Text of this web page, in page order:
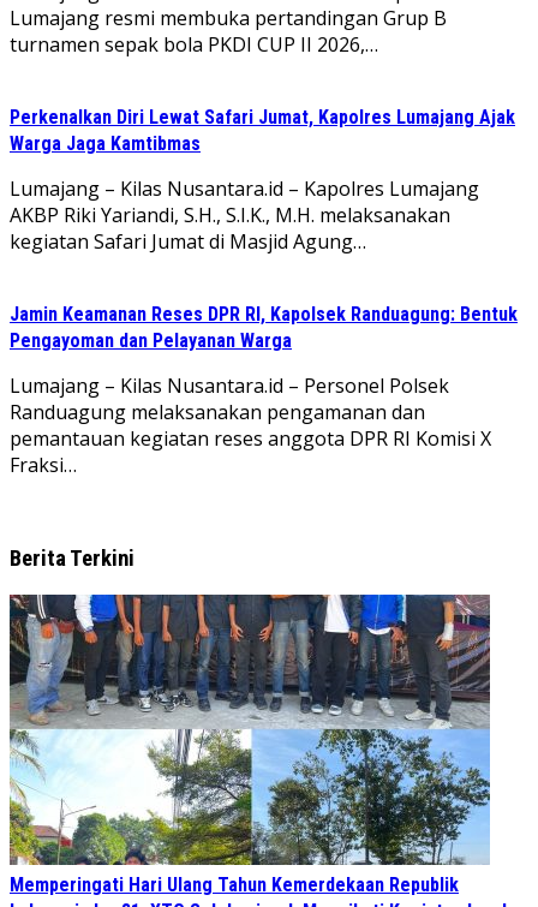
Lumajang resmi membuka pertandingan Grup B
turnamen sepak bola PKDI CUP II 2026,…
Perkenalkan Diri Lewat Safari Jumat, Kapolres Lumajang Ajak
Warga Jaga Kamtibmas
Lumajang – Kilas Nusantara.id – Kapolres Lumajang
AKBP Riki Yariandi, S.H., S.I.K., M.H. melaksanakan
kegiatan Safari Jumat di Masjid Agung…
Jamin Keamanan Reses DPR RI, Kapolsek Randuagung: Bentuk
Pengayoman dan Pelayanan Warga
Lumajang – Kilas Nusantara.id – Personel Polsek
Randuagung melaksanakan pengamanan dan
pemantauan kegiatan reses anggota DPR RI Komisi X
Fraksi…
Berita Terkini
Memperingati Hari Ulang Tahun Kemerdekaan Republik